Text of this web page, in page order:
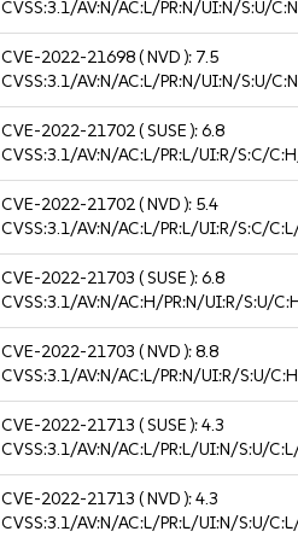
CVSS:3.1/AV:N/AC:L/PR:N/UI:N/S:U/
CVE-2022-21698( NVD ): 7.5
CVSS:3.1/AV:N/AC:L/PR:N/UI:N/S:U/
CVE-2022-21702( SUSE ):6.8
CVSS:3.1/AV:N/AC:L/PR:L/UI:R/S:C/
CVE-2022-21702( NVD ): 5.4
CVSS:3.1/AV:N/AC:L/PR:L/UI:R/S:C/
CVE-2022-21703 ( SUSE ):6.8
CVSS:3.1/AV:N/AC:H/PR:N/UI:R/S:U/
CVE-2022-21703 ( NVD ):8.8
CVSS:3.1/AV:N/AC:L/PR:N/UI:R/S:U/
CVE-2022-21713 ( SUSE ):4.3
CVSS:3.1/AV:N/AC:L/PR:L/UI:N/S:U/
CVE-2022-21713 ( NVD ):4.3
CVSS:3.1/AV:N/AC:L/PR:L/UI:N/S:U/